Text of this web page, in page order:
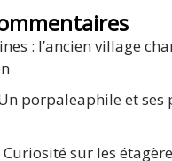
: l’ancien village
porpaleaphile et ses
Curiosité sur les